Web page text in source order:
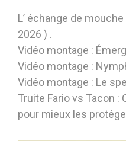
L’ échange de
2026 ) .
Vidéo montage :
Vidéo montage :
Vidéo montage : Le
Truite Fario vs Tacon
pour mieux les